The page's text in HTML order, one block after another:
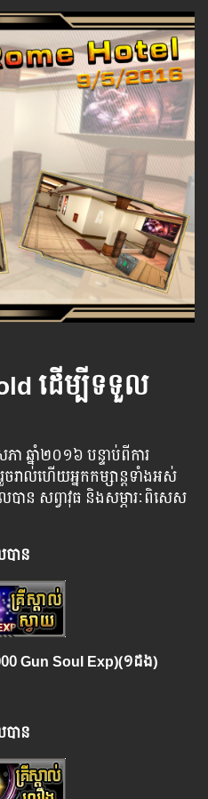
ដើម្បីទទួល
ឆ្នាំ​២០១៦ បន្ទាប់​​ពី​​ការ
ច​​រាល់​​ហើយ​​អ្នក​​កម្សាន្ដ​​ទាំង​​អស់​​
ាន​ ​សព្វាវុធ​ និង​​សម្ភារៈ​ពិសេស​
ាន
Gun Soul Exp)(១ដង)
ាន